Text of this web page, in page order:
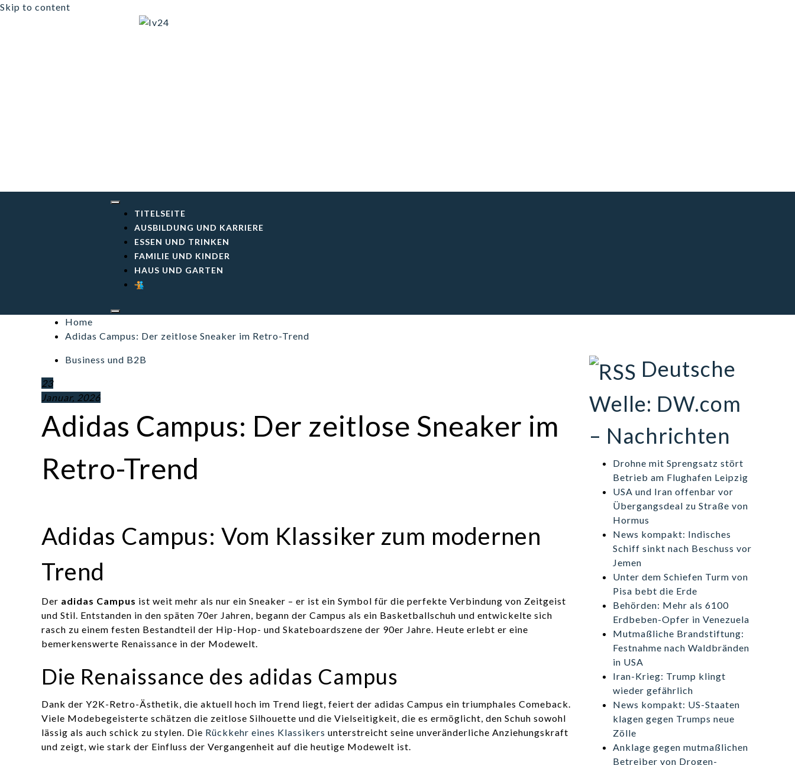
Skip to content
TITELSEITE
AUSBILDUNG UND KARRIERE
ESSEN UND TRINKEN
FAMILIE UND KINDER
HAUS UND GARTEN
Home
Adidas Campus: Der zeitlose Sneaker im Retro-Trend
Business und B2B
23
Januar, 2026
Adidas Campus: Der zeitlose Sneaker im
Retro-Trend
Adidas Campus: Vom Klassiker zum modernen
Trend
Der adidas Campus ist weit mehr als nur ein Sneaker – er ist ein Symbol für die perfekte Verbindung von Zeitgeist
und Stil. Entstanden in den späten 70er Jahren, begann der Campus als ein Basketballschuh und entwickelte sich
rasch zu einem festen Bestandteil der Hip-Hop- und Skateboardszene der 90er Jahre. Heute erlebt er eine
bemerkenswerte Renaissance in der Modewelt.
Die Renaissance des adidas Campus
Dank der Y2K-Retro-Ästhetik, die aktuell hoch im Trend liegt, feiert der adidas Campus ein triumphales Comeback.
Viele Modebegeisterte schätzen die zeitlose Silhouette und die Vielseitigkeit, die es ermöglicht, den Schuh sowohl
lässig als auch schick zu stylen. Die Rückkehr eines Klassikers unterstreicht seine unveränderliche Anziehungskraft
und zeigt, wie stark der Einfluss der Vergangenheit auf die heutige Modewelt ist.
Deutsche
Welle: DW.com
– Nachrichten
Drohne mit Sprengsatz stört
Betrieb am Flughafen Leipzig
USA und Iran offenbar vor
Übergangsdeal zu Straße von
Hormus
News kompakt: Indisches
Schiff sinkt nach Beschuss vor
Jemen
Unter dem Schiefen Turm von
Pisa bebt die Erde
Behörden: Mehr als 6100
Erdbeben-Opfer in Venezuela
Mutmaßliche Brandstiftung:
Festnahme nach Waldbränden
in USA
Iran-Krieg: Trump klingt
wieder gefährlich
News kompakt: US-Staaten
klagen gegen Trumps neue
Zölle
Anklage gegen mutmaßlichen
Betreiber von Drogen-